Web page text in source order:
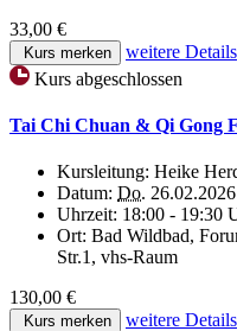
33,00 €
Kurs merken
weitere Details
Kurs abgeschlossen
Tai Chi Chuan & Qi Gong
Kursleitung: Heike
Datum: Do.
Uhrzeit: 18:00 - 19:30
Ort: Bad Wildbad,
Str.1, vhs-Raum
130,00 €
Kurs merken
weitere Details